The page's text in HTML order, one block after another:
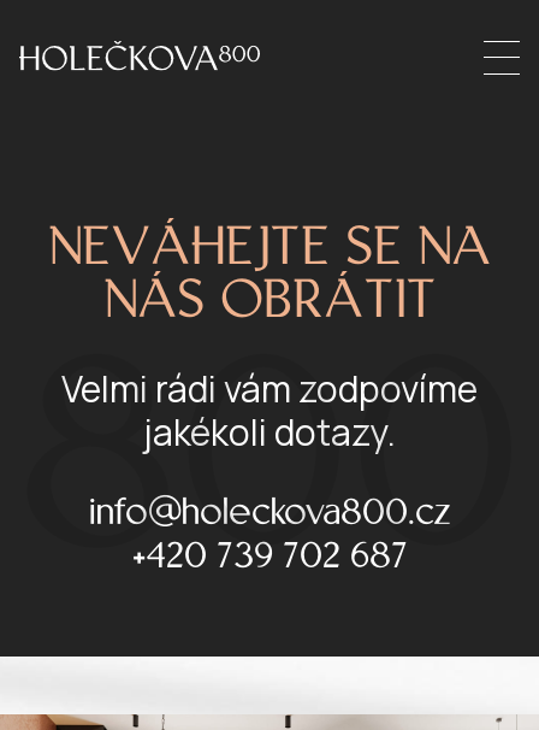
NEVÁHEJTE SE NA
NÁS OBRÁTIT
Velmi rádi vám zodpovíme
jakékoli dotazy.
800
info@holeckova800.cz
+420 739 702 687